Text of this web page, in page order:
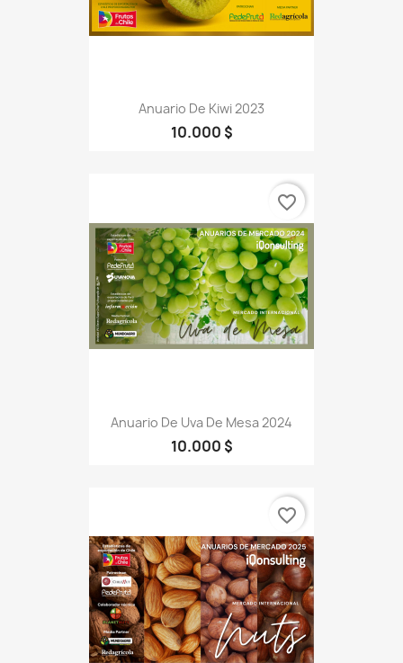
Anuario De Kiwi 2023
10.000 $
Anuario De Uva De Mesa 2024
10.000 $
favorite_border
favorite_border